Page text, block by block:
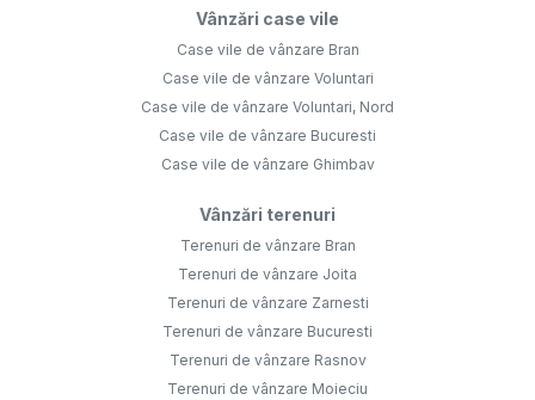
Vânzări case vile
Case vile de vânzare Bran
Case vile de vânzare Voluntari
Case vile de vânzare Voluntari, Nord
Case vile de vânzare Bucuresti
Case vile de vânzare Ghimbav
Vânzări terenuri
Terenuri de vânzare Bran
Terenuri de vânzare Joita
Terenuri de vânzare Zarnesti
Terenuri de vânzare Bucuresti
Terenuri de vânzare Rasnov
Terenuri de vânzare Moieciu